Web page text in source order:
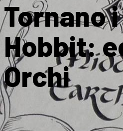
Tornano
Hobbit:
Orchi